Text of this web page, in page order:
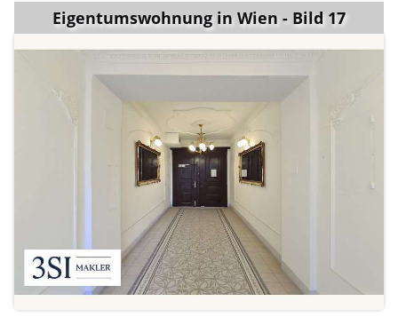
Eigentumswohnung in Wien - Bild 17